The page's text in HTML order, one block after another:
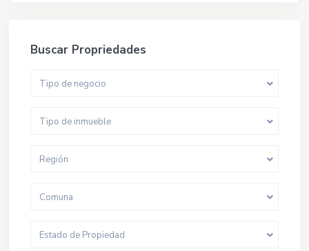
Buscar Propriedades
Tipo de negocio
Tipo de inmueble
Región
Comuna
Estado de Propiedad